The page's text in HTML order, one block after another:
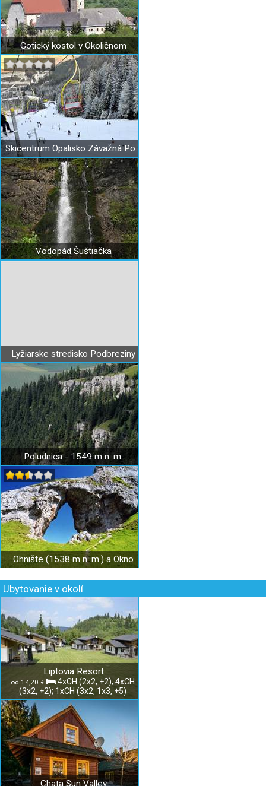
Gotický kostol v Okoličnom
Skicentrum Opalisko Závažná Poruba
Vodopád Šuštiačka
Lyžiarske stredisko Podbreziny
Poludnica - 1549 m n. m.
Ohnište (1538 m n. m.) a Okno
Ubytovanie v okolí
Liptovia Resort
od 14,20 €
4xCH (2x2, +2); 4xCH
(3x2, +2); 1xCH (3x2, 1x3, +5)
Chata Sun Valley